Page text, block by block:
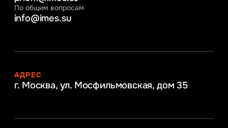
По общим вопросам
info@imes.su
АДРЕС
г. Москва, ул. Мосфильмовская, дом 35